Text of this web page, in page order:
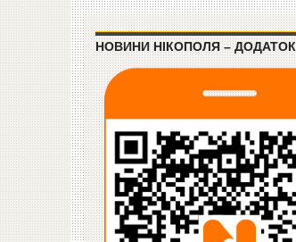
НОВИНИ НІКОПОЛЯ – ДОДАТОК